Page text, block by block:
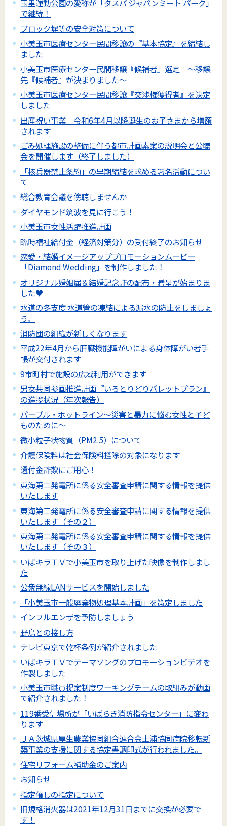
玉里運動公園の愛称が「タスパ ジャパンミート パーク」
で継続！
ブロック塀等の安全対策について
小美玉市医療センター民間移譲の『基本協定』を締結し
ました
小美玉市医療センター民間移譲『候補者』選定 ～移譲
先『候補者』が決まりました～
小美玉市医療センター民間移譲『交渉権獲得者』を決定
しました
出産祝い事業 令和6年4月以降誕生のお子さまから増額
されます
ごみ処理施設の整備に伴う都市計画素案の説明会と公聴
会を開催します（終了しました）
「核兵器禁止条約」の早期締結を求める署名活動につい
て
総合教育会議を傍聴しませんか
ダイヤモンド筑波を見に行こう！
小美玉市女性活躍推進計画
臨時福祉給付金（経済対策分）の受付終了のお知らせ
恋愛・結婚イメージアッププロモーションムービー
「Diamond Wedding」を制作しました！
オリジナル婚姻届＆結婚記念証の配布・贈呈が始まりま
した♥
水道の冬支度 水道管の凍結による漏水の防止をしましょ
う。
消防団の組織が新しくなります
平成22年4月から肝臓機能障がいによる身体障がい者手
帳が交付されます
9市町村で施設の広域利用ができます
男女共同参画推進計画『いろとりどりパレットプラン』
の進捗状況（年次報告）
パープル・ホットライン～災害と暴力に悩む女性と子ど
ものために～
微小粒子状物質（PM2.5）について
介護保険料は社会保険料控除の対象になります
還付金詐欺にご用心！
東海第二発電所に係る安全審査申請に関する情報を提供
いたします
東海第二発電所に係る安全審査申請に関する情報を提供
いたします（その２）
東海第二発電所に係る安全審査申請に関する情報を提供
いたします（その３）
いばキラＴＶで小美玉市を取り上げた映像を制作しまし
た
公衆無線LANサービスを開始しました
「小美玉市一般廃棄物処理基本計画」を策定しました
インフルエンザを予防しましょう
野鳥との接し方
テレビ東京で乾杯条例が紹介されました
いばキラＴＶでテーマソングのプロモーションビデオを
作製しました
小美玉市職員提案制度ワーキングチームの取組みが動画
で紹介されました！
119番受信場所が「いばらき消防指令センター」に変わ
ります
ＪＡ茨城県厚生農業協同組合連合会土浦協同病院移転新
築事業の支援に関する協定書調印式が行われました。
住宅リフォーム補助金のご案内
お知らせ
指定催しの指定について
旧規格消火器は2021年12月31日までに交換が必要で
す！